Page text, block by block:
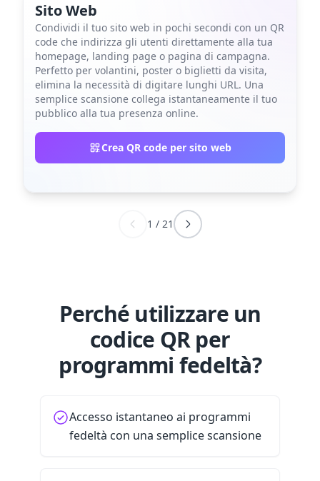
Sito Web
Condividi il tuo sito web in pochi secondi con un QR
code che indirizza gli utenti direttamente alla tua
homepage, landing page o pagina di campagna.
Perfetto per volantini, poster o biglietti da visita,
elimina la necessità di digitare lunghi URL. Una
semplice scansione collega istantaneamente il tuo
pubblico alla tua presenza online.
Crea QR code per sito web
1 / 21
Perché utilizzare un
codice QR per
programmi fedeltà?
Accesso istantaneo ai programmi
fedeltà con una semplice scansione